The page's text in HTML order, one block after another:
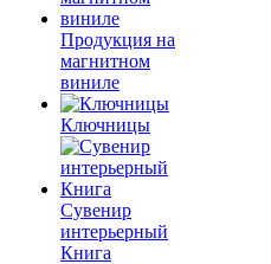
Продукция на
магнитном
виниле
Ключницы
Сувенир
интерьерный
Книга